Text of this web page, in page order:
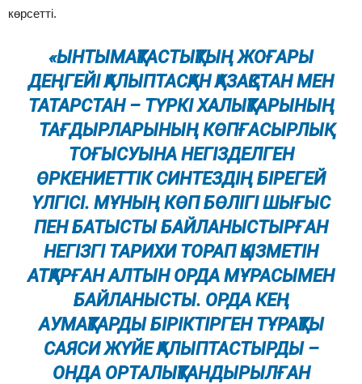
көрсетті.
«ЫНТЫМАҚТАСТЫҚТЫҢ ЖОҒАРЫ
ДЕҢГЕЙІ ҚАЛЫПТАСҚАН ҚАЗАҚСТАН МЕН
ТАТАРСТАН – ТҮРКІ ХАЛЫҚТАРЫНЫҢ
ТАҒДЫРЛАРЫНЫҢ КӨПҒАСЫРЛЫҚ
ТОҒЫСУЫНА НЕГІЗДЕЛГЕН
ӨРКЕНИЕТТІК СИНТЕЗДІҢ БІРЕГЕЙ
ҮЛГІСІ. МҰНЫҢ КӨП БӨЛІГІ ШЫҒЫС
ПЕН БАТЫСТЫ БАЙЛАНЫСТЫРҒАН
НЕГІЗГІ ТАРИХИ ТОРАП ҚЫЗМЕТІН
АТҚАРҒАН АЛТЫН ОРДА МҰРАСЫМЕН
БАЙЛАНЫСТЫ. ОРДА КЕҢ
АУМАҚТАРДЫ БІРІКТІРГЕН ТҰРАҚТЫ
САЯСИ ЖҮЙЕ ҚАЛЫПТАСТЫРДЫ –
ОНДА ОРТАЛЫҚТАНДЫРЫЛҒАН